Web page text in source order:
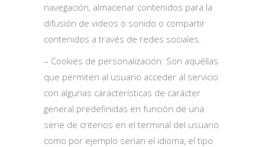
navegación, almacenar contenidos para la
difusión de videos o sonido o compartir
contenidos a través de redes sociales.
– Cookies de personalización: Son aquéllas
que permiten al usuario acceder al servicio
con algunas características de carácter
general predefinidas en función de una
serie de criterios en el terminal del usuario
como por ejemplo serian el idioma, el tipo